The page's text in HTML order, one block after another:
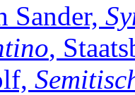
Sander,
,